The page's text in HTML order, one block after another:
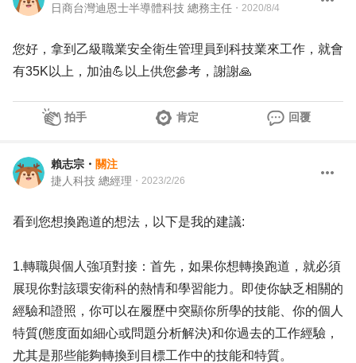
日商台灣迪恩士半導體科技 總務主任 ・ 2020/8/4
您好，拿到乙級職業安全衛生管理員到科技業來工作，就會
有35K以上，加油💪以上供您參考，謝謝🙏
拍手 肯定 回覆
賴志宗 ・ 關注
捷人科技 總經理 ・ 2023/2/26
看到您想換跑道的想法，以下是我的建議:
1.轉職與個人強項對接：首先，如果你想轉換跑道，就必須
展現你對該環安衛科的熱情和學習能力。即使你缺乏相關的
經驗和證照，你可以在履歷中突顯你所學的技能、你的個人
特質(態度面如細心或問題分析解決)和你過去的工作經驗，
尤其是那些能夠轉換到目標工作中的技能和特質。